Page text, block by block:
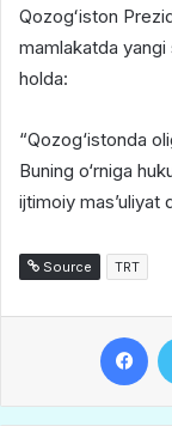
Qozogʻiston
mamlakatda
holda:
“Qozog‘istonda
Buning o‘rniga
ijtimoiy mas’uliyat
Source TRT